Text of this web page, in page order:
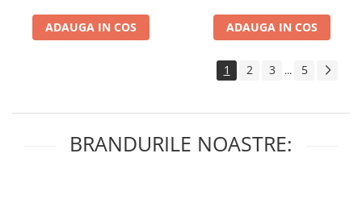
ADAUGA IN COS ADAUGA IN COS
1 2 3 ... 5
BRANDURILE NOASTRE: